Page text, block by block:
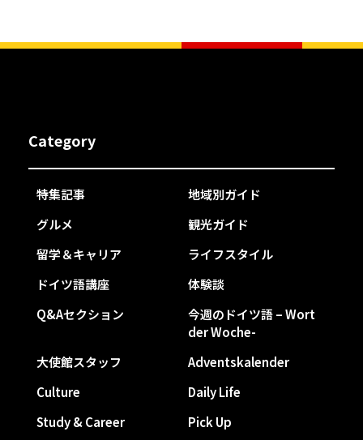
Category
特集記事
地域別ガイド
グルメ
観光ガイド
留学＆キャリア
ライフスタイル
ドイツ語講座
体験談
Q&Aセクション
今週のドイツ語 – Wort
der Woche-
大使館スタッフ
Adventskalender
Culture
Daily Life
Study & Career
Pick Up